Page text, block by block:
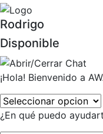
Rodrigo
Disponible
¡Hola! Bienvenido a
¿En qué puedo